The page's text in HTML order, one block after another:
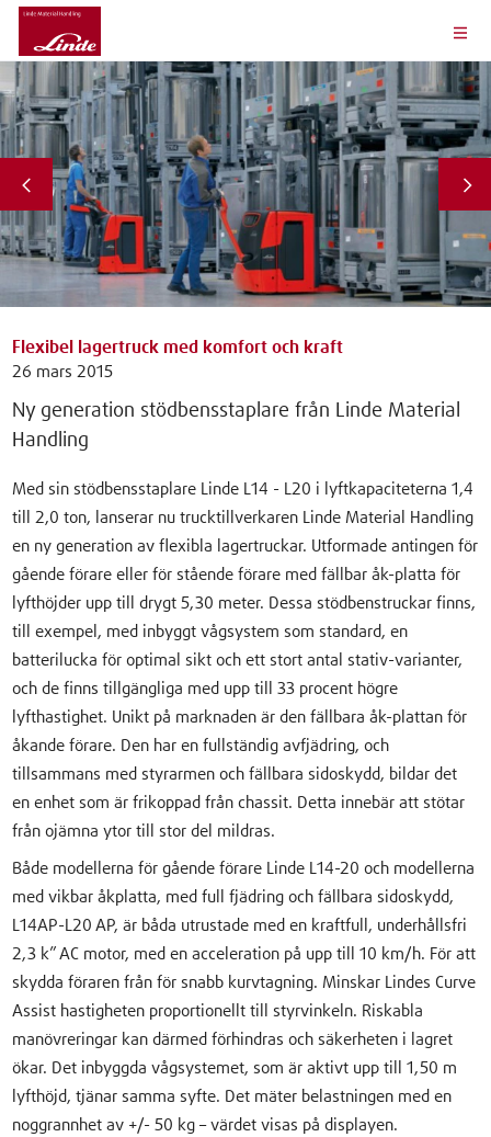
Flexibel lagertruck med komfort och kraft
26 mars 2015
Ny generation stödbensstaplare från Linde Material
Handling
Med sin stödbensstaplare Linde L14 - L20 i lyftkapaciteterna 1,4
till 2,0 ton, lanserar nu trucktillverkaren Linde Material Handling
en ny generation av flexibla lagertruckar. Utformade antingen för
gående förare eller för stående förare med fällbar åk-platta för
lyfthöjder upp till drygt 5,30 meter. Dessa stödbenstruckar finns,
till exempel, med inbyggt vågsystem som standard, en
batterilucka för optimal sikt och ett stort antal stativ-varianter,
och de finns tillgängliga med upp till 33 procent högre
lyfthastighet. Unikt på marknaden är den fällbara åk-plattan för
åkande förare. Den har en fullständig avfjädring, och
tillsammans med styrarmen och fällbara sidoskydd, bildar det
en enhet som är frikoppad från chassit. Detta innebär att stötar
från ojämna ytor till stor del mildras.
Både modellerna för gående förare Linde L14-20 och modellerna
med vikbar åkplatta, med full fjädring och fällbara sidoskydd,
L14AP-L20 AP, är båda utrustade med en kraftfull, underhållsfri
2,3 k” AC motor, med en acceleration på upp till 10 km/h. För att
skydda föraren från för snabb kurvtagning. Minskar Lindes Curve
Assist hastigheten proportionellt till styrvinkeln. Riskabla
manövreringar kan därmed förhindras och säkerheten i lagret
ökar. Det inbyggda vågsystemet, som är aktivt upp till 1,50 m
lyfthöjd, tjänar samma syfte. Det mäter belastningen med en
noggrannhet av +/- 50 kg – värdet visas på displayen.